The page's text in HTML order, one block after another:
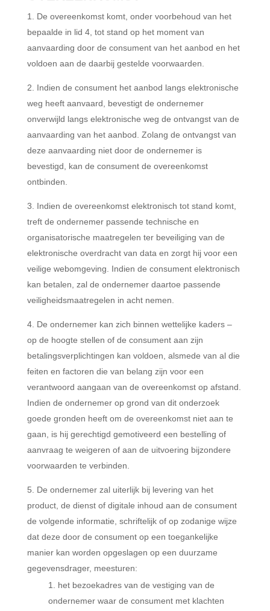
De overeenkomst komt, onder voorbehoud van het
bepaalde in lid 4, tot stand op het moment van
aanvaarding door de consument van het aanbod en het
voldoen aan de daarbij gestelde voorwaarden.
Indien de consument het aanbod langs elektronische
weg heeft aanvaard, bevestigt de ondernemer
onverwijld langs elektronische weg de ontvangst van de
aanvaarding van het aanbod. Zolang de ontvangst van
deze aanvaarding niet door de ondernemer is
bevestigd, kan de consument de overeenkomst
ontbinden.
Indien de overeenkomst elektronisch tot stand komt,
treft de ondernemer passende technische en
organisatorische maatregelen ter beveiliging van de
elektronische overdracht van data en zorgt hij voor een
veilige webomgeving. Indien de consument elektronisch
kan betalen, zal de ondernemer daartoe passende
veiligheidsmaatregelen in acht nemen.
De ondernemer kan zich binnen wettelijke kaders –
op de hoogte stellen of de consument aan zijn
betalingsverplichtingen kan voldoen, alsmede van al die
feiten en factoren die van belang zijn voor een
verantwoord aangaan van de overeenkomst op afstand.
Indien de ondernemer op grond van dit onderzoek
goede gronden heeft om de overeenkomst niet aan te
gaan, is hij gerechtigd gemotiveerd een bestelling of
aanvraag te weigeren of aan de uitvoering bijzondere
voorwaarden te verbinden.
De ondernemer zal uiterlijk bij levering van het
product, de dienst of digitale inhoud aan de consument
de volgende informatie, schriftelijk of op zodanige wijze
dat deze door de consument op een toegankelijke
manier kan worden opgeslagen op een duurzame
gegevensdrager, meesturen:
het bezoekadres van de vestiging van de
ondernemer waar de consument met klachten